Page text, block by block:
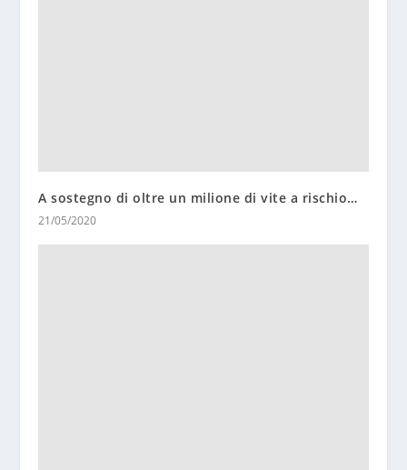
A sostegno di oltre un milione di vite a rischio…
21/05/2020